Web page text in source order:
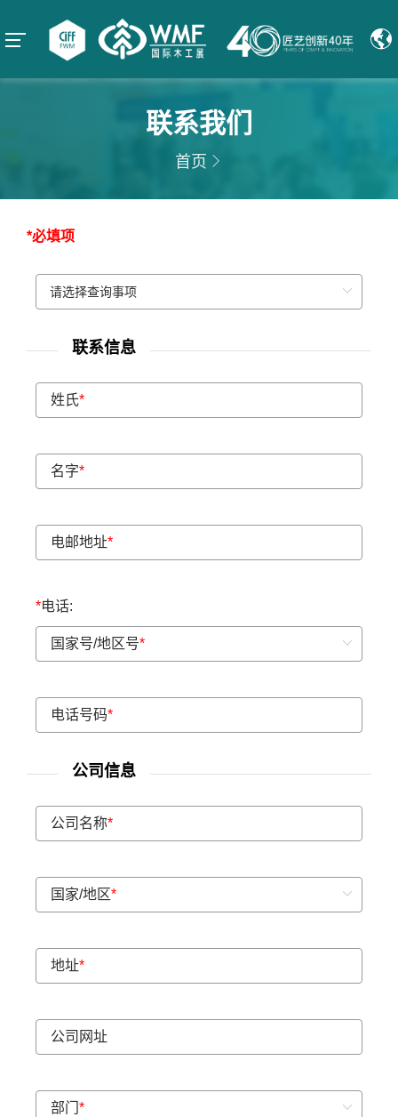
联系我们
首页
*必填项
联系信息
姓氏*
名字*
电邮地址*
*电话:
国家号/地区号*
电话号码*
公司信息
公司名称*
国家/地区*
地址*
公司网址
部门 *